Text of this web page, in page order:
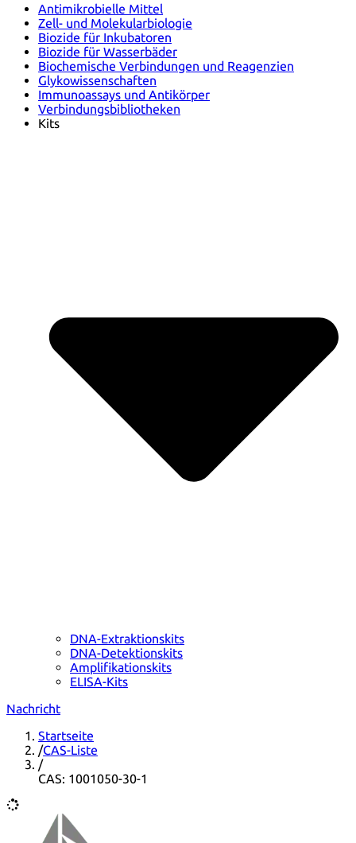
Antimikrobielle Mittel
Zell- und Molekularbiologie
Biozide für Inkubatoren
Biozide für Wasserbäder
Biochemische Verbindungen und Reagenzien
Glykowissenschaften
Immunoassays und Antikörper
Verbindungsbibliotheken
Kits
DNA-Extraktionskits
DNA-Detektionskits
Amplifikationskits
ELISA-Kits
Nachricht
Startseite
/CAS-Liste
/
CAS: 1001050-30-1